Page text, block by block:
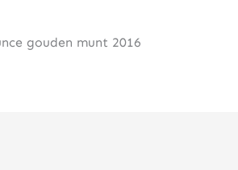
gouden munt 2016